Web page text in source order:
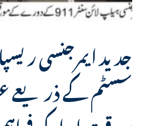
جدید ایمرجنسی
سسٹم کے ذریعے